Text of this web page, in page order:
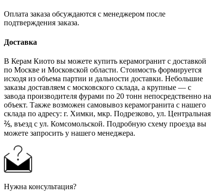
Оплата заказа обсуждаются с менеджером после
подтверждения заказа.
Доставка
В Керам Киото вы можете купить керамогранит с доставкой
по Москве и Московской области. Стоимость формируется
исходя из объема партии и дальности доставки. Небольшие
заказы доставляем с московского склада, а крупные — с
завода производителя фурами по 20 тонн непосредственно на
объект. Также возможен самовывоз керамогранита с нашего
склада по адресу: г. Химки, мкр. Подрезково, ул. Центральная
⅖, въезд с ул. Комсомольской. Подробную схему проезда вы
можете запросить у нашего менеджера.
Нужна консультация?